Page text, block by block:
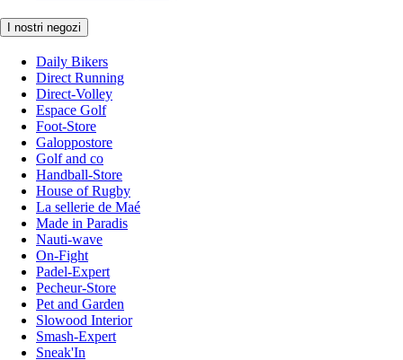
I nostri negozi
Daily Bikers
Direct Running
Direct-Volley
Espace Golf
Foot-Store
Galoppostore
Golf and co
Handball-Store
House of Rugby
La sellerie de Maé
Made in Paradis
Nauti-wave
On-Fight
Padel-Expert
Pecheur-Store
Pet and Garden
Slowood Interior
Smash-Expert
Sneak'In